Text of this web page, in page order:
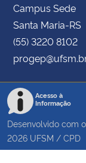
Campus Sede
Santa Maria-RS
(55) 3220 8102
Acesso à
Informação
Desenvolvido com
2026 UFSM / CPD